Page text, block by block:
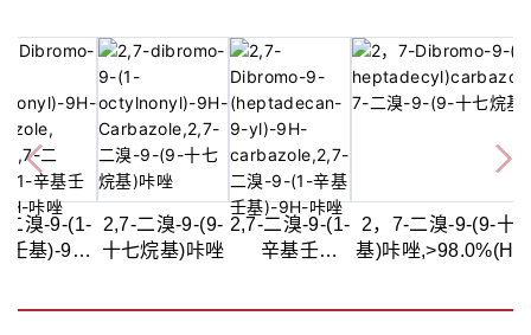
二溴-9-(1-
壬基)-9H-
2,7-二溴-9-(9-
十七烷基)咔唑
2,7-二溴-9-(1-
辛基壬
2，7-二溴-9-(9-十
基)咔唑